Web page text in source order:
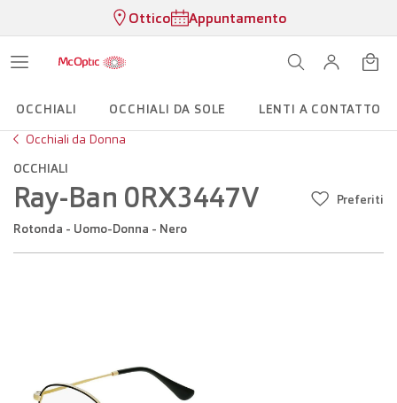
Ottico Appuntamento
OCCHIALI OCCHIALI DA SOLE
LENTI A CONTATTO
Occhiali da Donna
OCCHIALI
Ray-Ban 0RX3447V
Rotonda - Uomo-Donna - Nero
Preferiti